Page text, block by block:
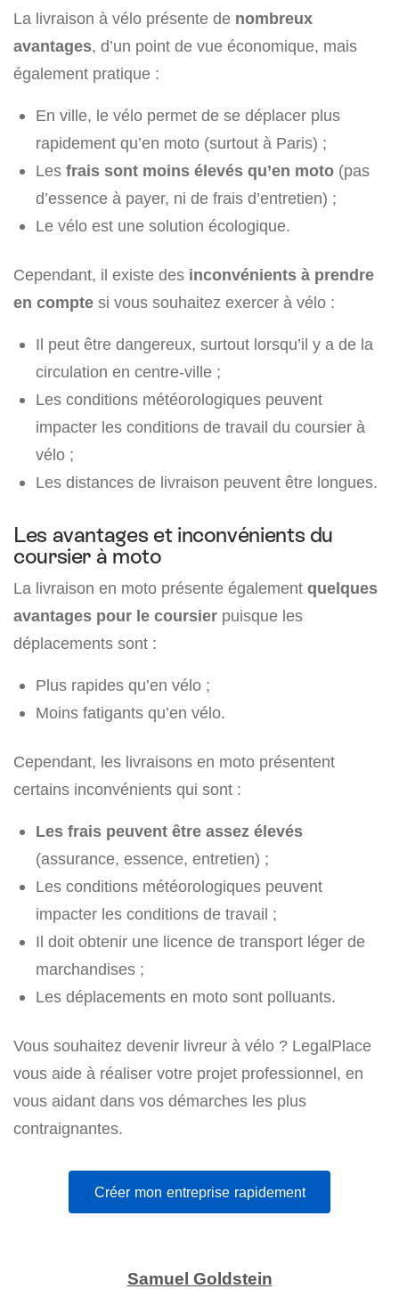
La livraison à vélo présente de nombreux
avantages, d’un point de vue économique, mais
également pratique :
En ville, le vélo permet de se déplacer plus
rapidement qu’en moto (surtout à Paris) ;
Les frais sont moins élevés qu’en moto (pas
d’essence à payer, ni de frais d’entretien) ;
Le vélo est une solution écologique.
Cependant, il existe des inconvénients à prendre
en compte si vous souhaitez exercer à vélo :
Il peut être dangereux, surtout lorsqu’il y a de la
circulation en centre-ville ;
Les conditions météorologiques peuvent
impacter les conditions de travail du coursier à
vélo ;
Les distances de livraison peuvent être longues.
Les avantages et inconvénients du
coursier à moto
La livraison en moto présente également quelques
avantages pour le coursier puisque les
déplacements sont :
Plus rapides qu’en vélo ;
Moins fatigants qu’en vélo.
Cependant, les livraisons en moto présentent
certains inconvénients qui sont :
Les frais peuvent être assez élevés
(assurance, essence, entretien) ;
Les conditions météorologiques peuvent
impacter les conditions de travail ;
Il doit obtenir une licence de transport léger de
marchandises ;
Les déplacements en moto sont polluants.
Vous souhaitez devenir livreur à vélo ? LegalPlace
vous aide à réaliser votre projet professionnel, en
vous aidant dans vos démarches les plus
contraignantes.
Créer mon entreprise rapidement
Samuel Goldstein